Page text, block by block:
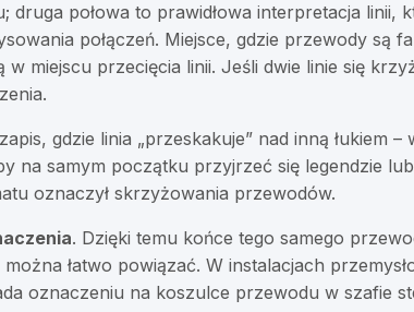
połowa to prawidłowa interpretacja linii,
połączeń. Miejsce, gdzie przewody są
miejscu przecięcia linii. Jeśli dwie linie się
gdzie linia „przeskakuje” nad inną łukiem –
na samym początku przyjrzeć się legendzie
oznaczył skrzyżowania przewodów.
. Dzięki temu końce tego samego
łatwo powiązać. W instalacjach
oznaczeniu na koszulce przewodu w szafie